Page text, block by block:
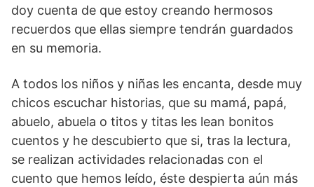
doy cuenta de que estoy creando hermosos
recuerdos que ellas siempre tendrán guardados
en su memoria.
A todos los niños y niñas les encanta, desde muy
chicos escuchar historias, que su mamá, papá,
abuelo, abuela o titos y titas les lean bonitos
cuentos y he descubierto que si, tras la lectura,
se realizan actividades relacionadas con el
cuento que hemos leído, éste despierta aún más